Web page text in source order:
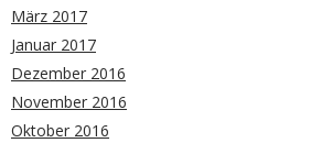
März 2017
Januar 2017
Dezember 2016
November 2016
Oktober 2016